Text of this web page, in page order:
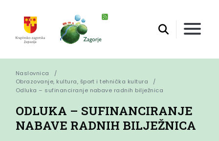
Naslovnica
Obrazovanje, kultura, šport i tehnička kultura
Odluka – sufinanciranje nabave radnih bilježnica
ODLUKA – SUFINANCIRANJE
NABAVE RADNIH BILJEŽNICA